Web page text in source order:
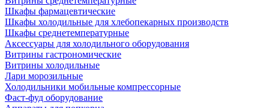
Шкафы фармацевтические
Шкафы холодильные для хлебопекарных производств
Шкафы среднетемпературные
Аксессуары для холодильного оборудования
Витрины гастрономические
Витрины холодильные
Лари морозильные
Холодильники мобильные компрессорные
Фаст-фуд оборудование